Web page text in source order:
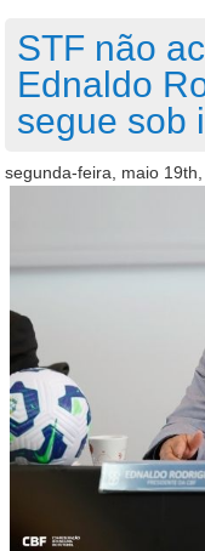
STF não
Ednaldo
segue sob
segunda-feira, maio